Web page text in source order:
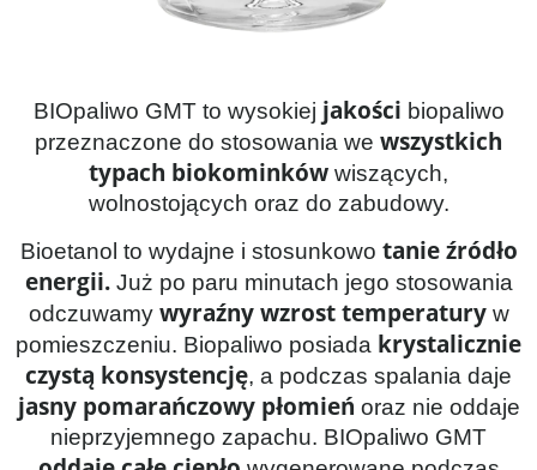
BIOpaliwo GMT to wysokiej jakości biopaliwo
przeznaczone do stosowania we wszystkich
typach biokominków wiszących,
wolnostojących oraz do zabudowy.
Bioetanol to wydajne i stosunkowo tanie źródło
energii.Już po paru minutach jego stosowania
odczuwamy wyraźny wzrost temperaturyw
pomieszczeniu. Biopaliwo posiada krystalicznie
czystą konsystencję, a podczas spalania daje
jasny pomarańczowy płomień oraz nie oddaje
nieprzyjemnego zapachu. BIOpaliwo GMT